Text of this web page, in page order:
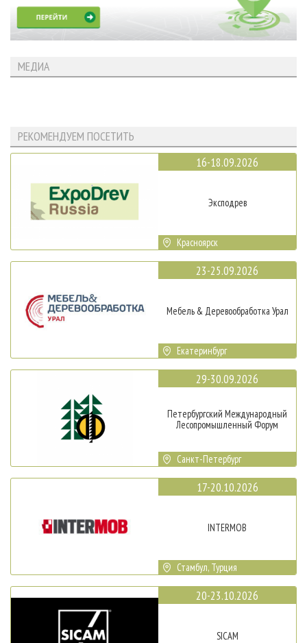
МЕДИА
РЕКОМЕНДУЕМ ПОСЕТИТЬ
16-18.09.2026
Эксподрев
Красноярск
23-25.09.2026
Мебель & Деревообработка Урал
Екатеринбург
29-30.09.2026
Петербургский Международный
Лесопромышленный Форум
Санкт-Петербург
17-20.10.2026
INTERMOB
Стамбул, Турция
20-23.10.2026
SICAM